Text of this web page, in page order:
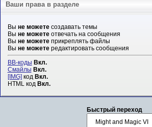
Ваши права в разделе
Вы не можетесоздавать темы
Вы не можетеотвечать на сообщения
Вы не можетеприкреплять файлы
Вы не можетередактировать сообщения
BB-коды Вкл.
Смайлы Вкл.
[IMG]код Вкл.
HTML код Вкл.
Быстрый переход